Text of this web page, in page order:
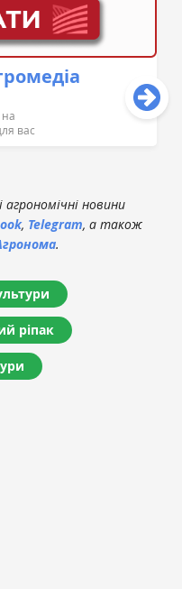
вас
новини
, Telegram, а також
.
ріпак